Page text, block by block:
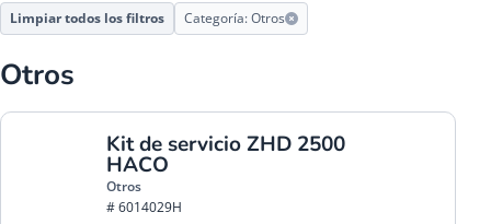
Limpiar todos los filtros Categoría: Otros
Otros
Kit de servicio ZHD 2500
HACO
Otros
# 6014029H